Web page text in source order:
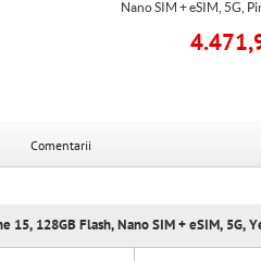
Nano SIM + eSIM, 5G,
Comentarii
128GB Flash, Nano SIM + eSIM, 5G,